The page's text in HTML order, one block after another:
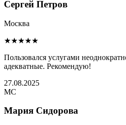
Сергей Петров
Москва
★★★★★
Пользовался услугами
адекватные. Рекомендую!
27.08.2025
МС
Мария Сидорова